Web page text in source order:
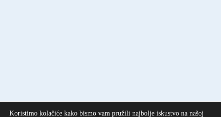
Koristimo kolačiće kako bismo vam pružili najbolje iskustvo na našoj